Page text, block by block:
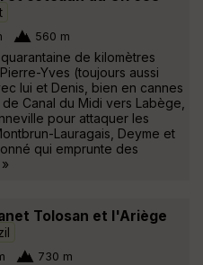
560 m
de kilomètres
Yves (toujours aussi
lui et Denis, bien en cannes
Canal du Midi vers Labège,
pour attaquer les
Lauragais, Deyme et
qui emprunte des
Tolosan et l'Ariège
730 m